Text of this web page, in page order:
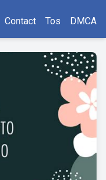
Contact Tos DMCA